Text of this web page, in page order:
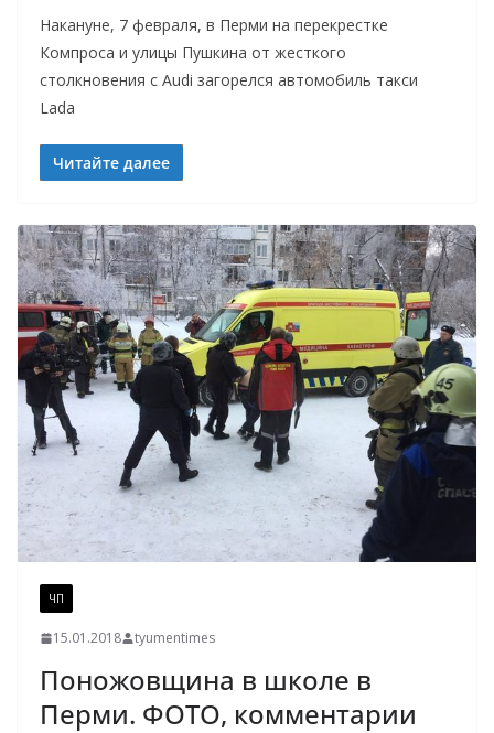
Накануне, 7 февраля, в Перми на перекрестке
Компроса и улицы Пушкина от жесткого
столкновения с Audi загорелся автомобиль такси
Lada
Читайте далее
ЧП
15.01.2018 tyumentimes
Поножовщина в школе в
Перми. ФОТО, комментарии